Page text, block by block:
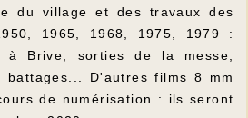
du village et des travaux des
1965, 1968, 1975, 1979 :
Brive, sorties de la messe,
battages... D'autres films 8 mm
de numérisation : ils seront